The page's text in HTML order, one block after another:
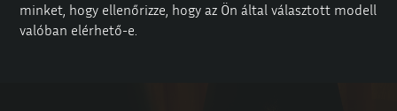
minket, hogy ellenőrizze, hogy az Ön által választott modell
valóban elérhető-e.